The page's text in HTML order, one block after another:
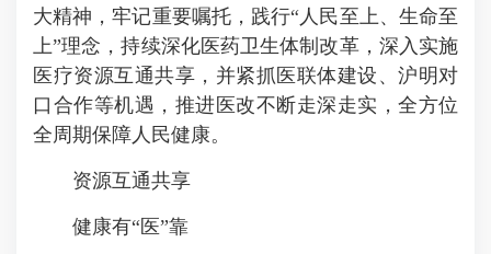
大精神，牢记重要嘱托，践行“人民至上、生命至
上”理念，持续深化医药卫生体制改革，深入实施
医疗资源互通共享，并紧抓医联体建设、沪明对
口合作等机遇，推进医改不断走深走实，全方位
全周期保障人民健康。
资源互通共享
健康有“医”靠